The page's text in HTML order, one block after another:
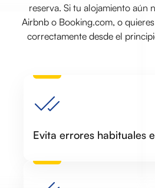
reserva. Si tu alojamiento aún
Airbnb o Booking.com, o
correctamente desde el
Evita errores habituales